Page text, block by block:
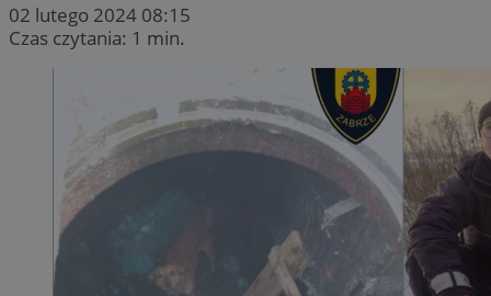
02 lutego 2024 08:15
Czas czytania: 1 min.